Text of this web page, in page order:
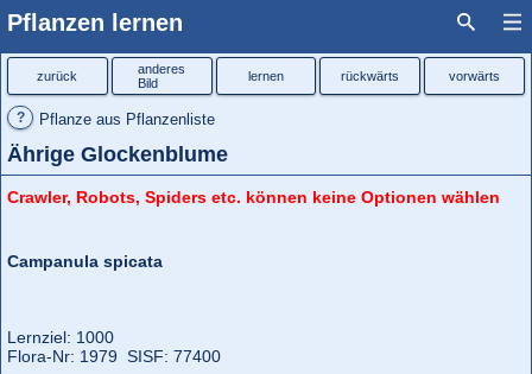
Pflanzen lernen
? Pflanze aus Pflanzenliste
Ährige Glockenblume
zurück
anderes
Bild
lernen rückwärts vorwärts
Crawler, Robots, Spiders etc. können keine Optionen wählen
Campanula spicata
Lernziel: 1000
Flora‑Nr: 1979 SISF: 77400